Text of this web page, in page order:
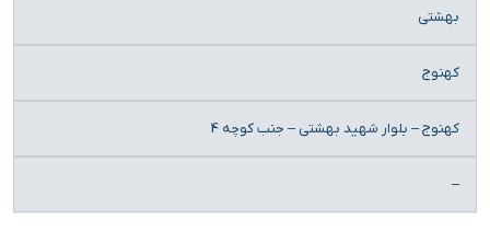
بهشتی
کهنوج
کهنوج – بلوار شهید بهشتی – جنب کوچه 4
–